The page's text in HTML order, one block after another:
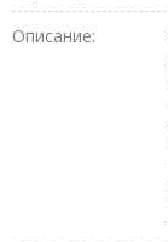
Описание: